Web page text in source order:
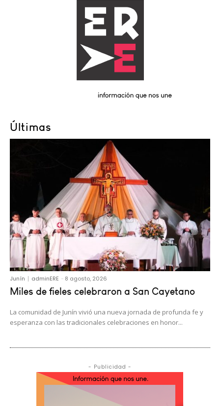
Últimas
Junín adminERE - 8 agosto, 2026
Miles de fieles celebraron a San Cayetano
La comunidad de Junín vivió una nueva jornada de profunda fe y
esperanza con las tradicionales celebraciones en honor...
- Publicidad -